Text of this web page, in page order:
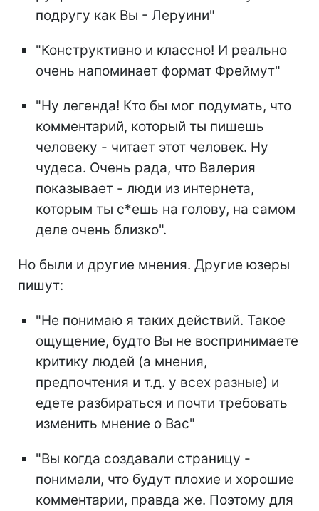
подругу как Вы - Леруини"
"Конструктивно и классно! И реально
очень напоминает формат Фреймут"
"Ну легенда! Кто бы мог подумать, что
комментарий, который ты пишешь
человеку - читает этот человек. Ну
чудеса. Очень рада, что Валерия
показывает - люди из интернета,
которым ты с*ешь на голову, на самом
деле очень близко".
Но были и другие мнения. Другие юзеры
пишут:
"Не понимаю я таких действий. Такое
ощущение, будто Вы не воспринимаете
критику людей (а мнения,
предпочтения и т.д. у всех разные) и
едете разбираться и почти требовать
изменить мнение о Вас"
"Вы когда создавали страницу -
понимали, что будут плохие и хорошие
комментарии, правда же. Поэтому для